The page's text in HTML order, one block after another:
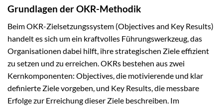
Grundlagen der OKR-Methodik
Beim OKR-Zielsetzungssystem (Objectives and Key Results)
handelt es sich um ein kraftvolles Führungswerkzeug, das
Organisationen dabei hilft, ihre strategischen Ziele effizient
zu setzen und zu erreichen. OKRs bestehen aus zwei
Kernkomponenten: Objectives, die motivierende und klar
definierte Ziele vorgeben, und Key Results, die messbare
Erfolge zur Erreichung dieser Ziele beschreiben. Im